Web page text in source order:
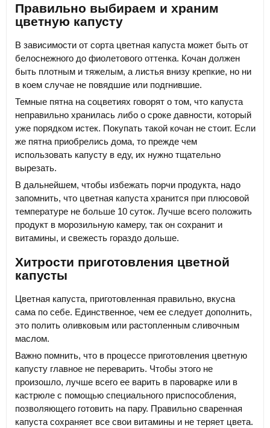
Правильно выбираем и храним
цветную капусту
В зависимости от сорта цветная капуста может быть от
белоснежного до фиолетового оттенка. Кочан должен
быть плотным и тяжелым, а листья внизу крепкие, но ни
в коем случае не повядшие или подгнившие.
Темные пятна на соцветиях говорят о том, что капуста
неправильно хранилась либо о сроке давности, который
уже порядком истек. Покупать такой кочан не стоит. Если
же пятна приобрелись дома, то прежде чем
использовать капусту в еду, их нужно тщательно
вырезать.
В дальнейшем, чтобы избежать порчи продукта, надо
запомнить, что цветная капуста хранится при плюсовой
температуре не больше 10 суток. Лучше всего положить
продукт в морозильную камеру, так он сохранит и
витамины, и свежесть гораздо дольше.
Хитрости приготовления цветной
капусты
Цветная капуста, приготовленная правильно, вкусна
сама по себе. Единственное, чем ее следует дополнить,
это полить оливковым или растопленным сливочным
маслом.
Важно помнить, что в процессе приготовления цветную
капусту главное не переварить. Чтобы этого не
произошло, лучше всего ее варить в пароварке или в
кастрюле с помощью специального приспособления,
позволяющего готовить на пару. Правильно сваренная
капуста сохраняет все свои витамины и не теряет цвета.